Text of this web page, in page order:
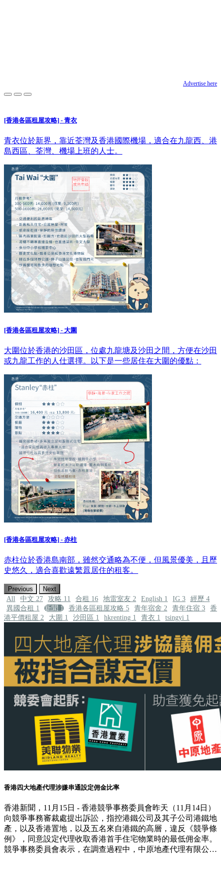
Advertise here
[香港各區租屋攻略] - 青衣
青衣位於新界，靠近荃灣及香港國際機場，適合在九龍西、港
島西區、荃灣、機場上班的人士。
[香港各區租屋攻略] - 大圍
大圍位於香港的沙田區，位處九龍塘及沙田之間，方便在沙田
或九龍工作的人仕選擇。以下是一些居住在大圍的優點：
[香港各區租屋攻略] - 赤柱
赤柱位於香港島南部，雖然交通略為不便，但風景優美，且歷
史悠久，適合喜歡遠繁囂居住的租客。
Previous
Next
All
中文 27 攻略 11 合租 16 地雷室友 2 English 1 IG 3 經歷 4
異國合租 1 新聞 1 香港各區租屋攻略 5 青年宿舍 2 青年住宿 3
香
港平價租屋 2 大圍 1 沙田區 1 hkrenting 1 青衣 1 tsingyi 1
香港四大地產代理涉嫌串通設定佣金比率
香港新聞，11月15日 - 香港競爭事務委員會昨天（11月14日）
向競爭事務審裁處提出訴訟，指控港鐵公司及其子公司港鐵地
產，以及香港置地，以及五名來自港鐵的高層，違反《競爭條
例》，同意設定代理收取香港首手住宅物業時的最低佣金率。
競爭事務委員會表示，在調查過程中，中原地產代理有限公司